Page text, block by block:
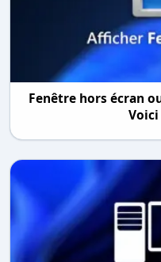
Fenêtre hors écran